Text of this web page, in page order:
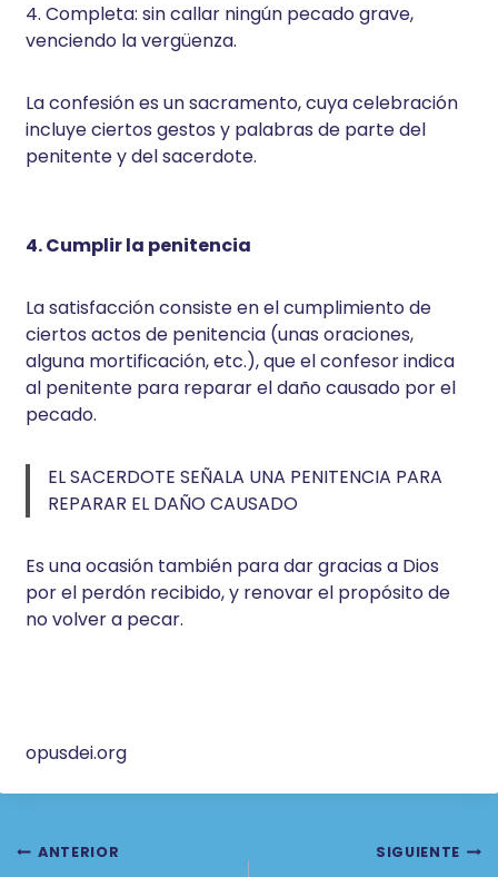
4. Completa: sin callar ningún pecado grave,
venciendo la vergüenza.
La confesión es un sacramento, cuya celebración
incluye ciertos gestos y palabras de parte del
penitente y del sacerdote.
4. Cumplir la penitencia
La satisfacción consiste en el cumplimiento de
ciertos actos de penitencia (unas oraciones,
alguna mortificación, etc.), que el confesor indica
al penitente para reparar el daño causado por el
pecado.
EL SACERDOTE SEÑALA UNA PENITENCIA PARA
REPARAR EL DAÑO CAUSADO
Es una ocasión también para dar gracias a Dios
por el perdón recibido, y renovar el propósito de
no volver a pecar.
opusdei.org
Navegación
ANTERIOR SIGUIENTE